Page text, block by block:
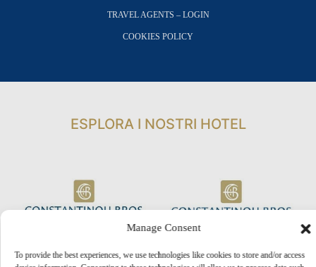
Manage Consent
To provide the best experiences, we use technologies like cookies to store and/or access
TRAVEL AGENTS – LOGIN
COOKIES POLICY
ESPLORA I NOSTRI HOTEL